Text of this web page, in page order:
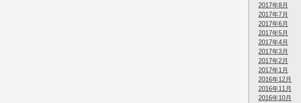
2017年8月
2017年7月
2017年6月
2017年5月
2017年4月
2017年3月
2017年2月
2017年1月
2016年12月
2016年11月
2016年10月